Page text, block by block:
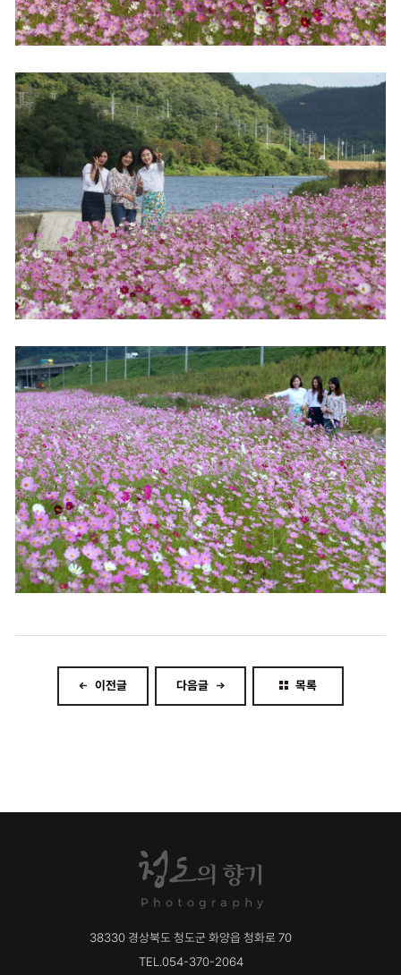
이전글 다음글 목록
38330 경상북도 청도군 화양읍 청화로 70
TEL.054-370-2064